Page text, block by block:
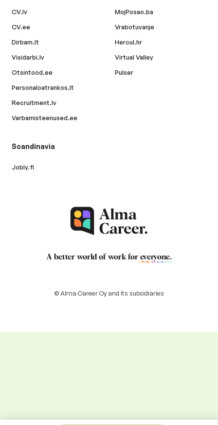
CV.lv
CV.ee
Dirbam.lt
Visidarbi.lv
Otsintood.ee
Personaloatrankos.lt
Recruitment.lv
Varbamisteenused.ee
MojPosao.ba
Vrabotuvanje
Hercul.hr
Virtual Valley
Pulser
Scandinavia
Jobly.fi
A better world of work for everyone.
© Alma Career Oy and its subsidiaries